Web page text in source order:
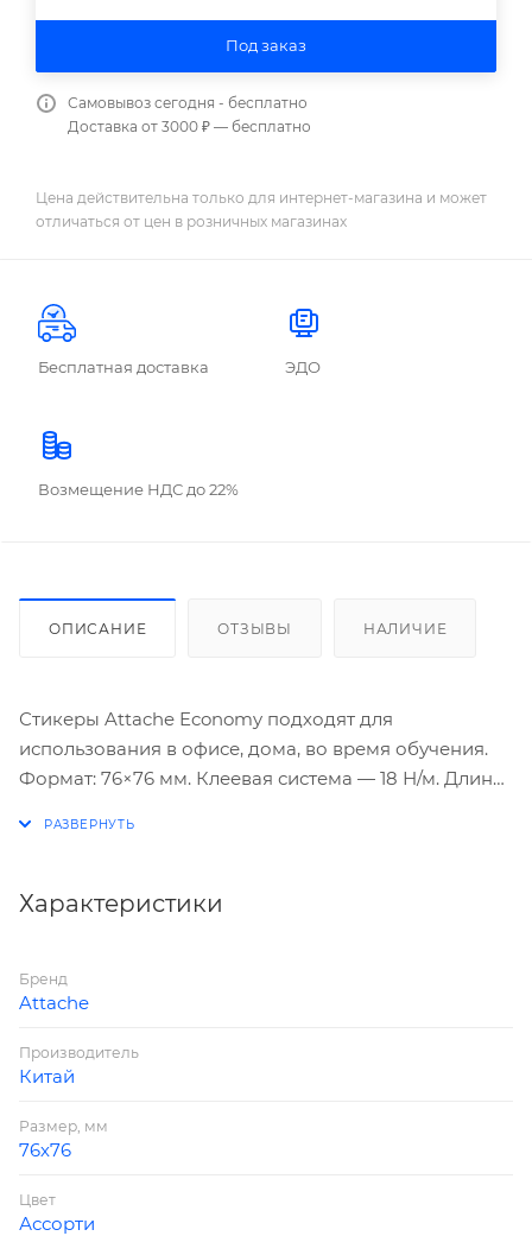
Под заказ
Самовывоз сегодня - бесплатно
Доставка от 3000 ₽ — бесплатно
Цена действительна только для интернет-магазина и может
отличаться от цен в розничных магазинах
Бесплатная доставка ЭДО
Возмещение НДС до 22%
ОПИСАНИЕ ОТЗЫВЫ НАЛИЧИЕ
Стикеры Attache Economy подходят для
использования в офисе, дома, во время обучения.
Формат: 76×76 мм. Клеевая система — 18 Н/м. Длина
оранжевый, розовый, охра. Особых условий
Характеристики
Бренд
Attache
Производитель
Китай
Размер, мм
76х76
Цвет
Ассорти